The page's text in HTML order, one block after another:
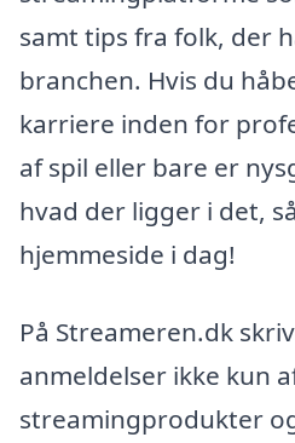
samt tips fra folk, der
branchen. Hvis du
karriere inden for
af spil eller bare er
hvad der ligger i det,
hjemmeside i dag!
På Streameren.dk
anmeldelser ikke kun
streamingprodukter